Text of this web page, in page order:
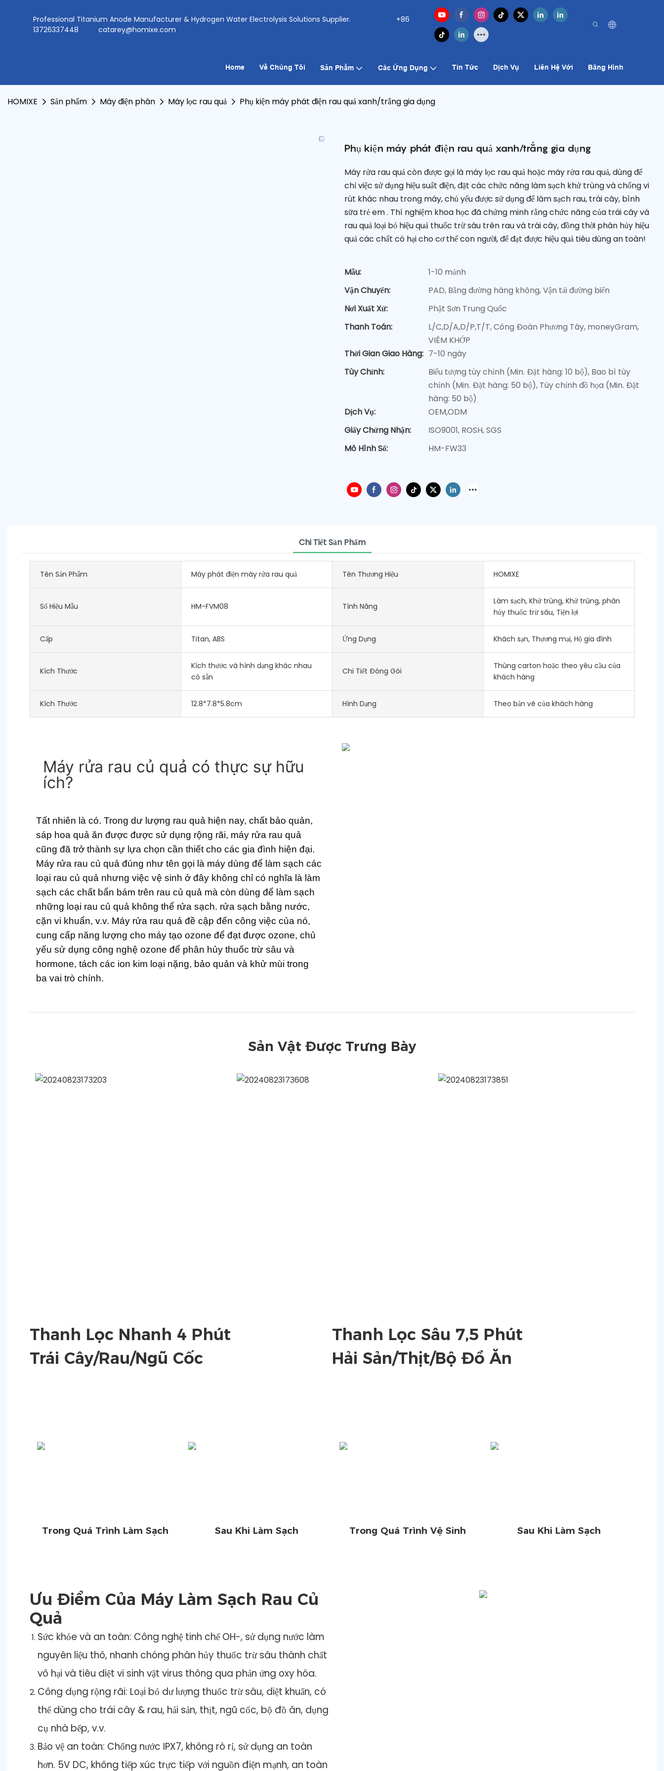
Professional Titanium Anode Manufacturer & Hydrogen Water Electrolysis Solutions Supplier.
+86
13726337448
catarey@homixe.com
Home Về Chúng Tôi Sản Phẩm Các Ứng Dụng Tin Tức Dịch Vụ Liên Hệ Với Băng Hình
HOMIXE Sản phẩm Máy điện phân Máy lọc rau quả Phụ kiện máy phát điện rau quả xanh/trắng gia dụng
Phụ kiện máy phát điện rau quả xanh/trắng gia dụng
Máy rửa rau quả còn được gọi là máy lọc rau quả hoặc máy rửa rau quả, dùng để
chỉ việc sử dụng hiệu suất điện, đặt các chức năng làm sạch khử trùng và chống vi
rút khác nhau trong máy, chủ yếu được sử dụng để làm sạch rau, trái cây, bình
sữa trẻ em . Thí nghiệm khoa học đã chứng minh rằng chức năng của trái cây và
rau quả loại bỏ hiệu quả thuốc trừ sâu trên rau và trái cây, đồng thời phân hủy hiệu
quả các chất có hại cho cơ thể con người, để đạt được hiệu quả tiêu dùng an toàn!
Mẫu:
1-10 mảnh
Vận Chuyển:
PAD, Bằng đường hàng không, Vận tải đường biển
Nơi Xuất Xứ:
Phật Sơn Trung Quốc
Thanh Toán:
L/C,D/A,D/P,T/T, Công Đoàn Phương Tây, moneyGram,
VIÊM KHỚP
Thời Gian Giao Hàng: 7-10 ngày
Tùy Chỉnh:
Biểu tượng tùy chỉnh (Min. Đặt hàng: 10 bộ), Bao bì tùy
chỉnh (Min. Đặt hàng: 50 bộ), Tùy chỉnh đồ họa (Min. Đặt
hàng: 50 bộ)
Dịch Vụ:
OEM,ODM
Giấy Chứng Nhận:
ISO9001, ROSH, SGS
Mô Hình Số:
HM-FW33
Chi Tiết Sản Phẩm
Tên Sản Phẩm Máy phát điện máy rửa rau quả Tên Thương Hiệu HOMIXE
Số Hiệu Mẫu HM-FVM08 Tính Năng
Làm sạch, Khử trùng, Khử trùng, phân
hủy thuốc trừ sâu, Tiện lợi
Cấp Titan, ABS Ứng Dụng Khách sạn, Thương mại, Hộ gia đình
Kích Thước
Kích thước và hình dạng khác nhau
có sẵn
Chi Tiết Đóng Gói
Thùng carton hoặc theo yêu cầu của
khách hàng
Kích Thước 12.8*7.8*5.8cm Hình Dạng Theo bản vẽ của khách hàng
Máy rửa rau củ quả có thực sự hữu
Tất nhiên là có. Trong dư lượng rau quả hiện nay, chất bảo quản,
sáp hoa quả ăn được được sử dụng rộng rãi, máy rửa rau quả
cũng đã trở thành sự lựa chọn cần thiết cho các gia đình hiện đại.
Máy rửa rau củ quả đúng như tên gọi là máy dùng để làm sạch các
loại rau củ quả nhưng việc vệ sinh ở đây không chỉ có nghĩa là làm
sạch các chất bẩn bám trên rau củ quả mà còn dùng để làm sạch
những loại rau củ quả không thể rửa sạch. rửa sạch bằng nước,
cặn vi khuẩn, v.v. Máy rửa rau quả đề cập đến công việc của nó,
cung cấp năng lượng cho máy tạo ozone để đạt được ozone, chủ
yếu sử dụng công nghệ ozone để phân hủy thuốc trừ sâu và
hormone, tách các ion kim loại nặng, bảo quản và khử mùi trong
ba vai trò chính.
Sản Vật Được Trưng Bày
Thanh Lọc Nhanh 4 Phút
Trái Cây/Rau/Ngũ Cốc
Thanh Lọc Sâu 7,5 Phút
Hải Sản/Thịt/Bộ Đồ Ăn
Trong Quá Trình Làm Sạch Sau Khi Làm Sạch Trong Quá Trình Vệ Sinh Sau Khi Làm Sạch
Ưu Điểm Của Máy Làm Sạch Rau Củ
Quả
Sức khỏe và an toàn: Công nghệ tinh chế OH-, sử dụng nước làm
nguyên liệu thô, nhanh chóng phân hủy thuốc trừ sâu thành chất
vô hại và tiêu diệt vi sinh vật virus thông qua phản ứng oxy hóa.
Công dụng rộng rãi: Loại bỏ dư lượng thuốc trừ sâu, diệt khuẩn, có
thể dùng cho trái cây & rau, hải sản, thịt, ngũ cốc, bộ đồ ăn, dụng
cụ nhà bếp, v.v.
Bảo vệ an toàn: Chống nước IPX7, không rò rỉ, sử dụng an toàn
hơn. 5V DC, không tiếp xúc trực tiếp với nguồn điện mạnh, an toàn